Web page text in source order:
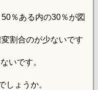
％ある内の30％が図
割合のが少ないです
いです。
しょうか。